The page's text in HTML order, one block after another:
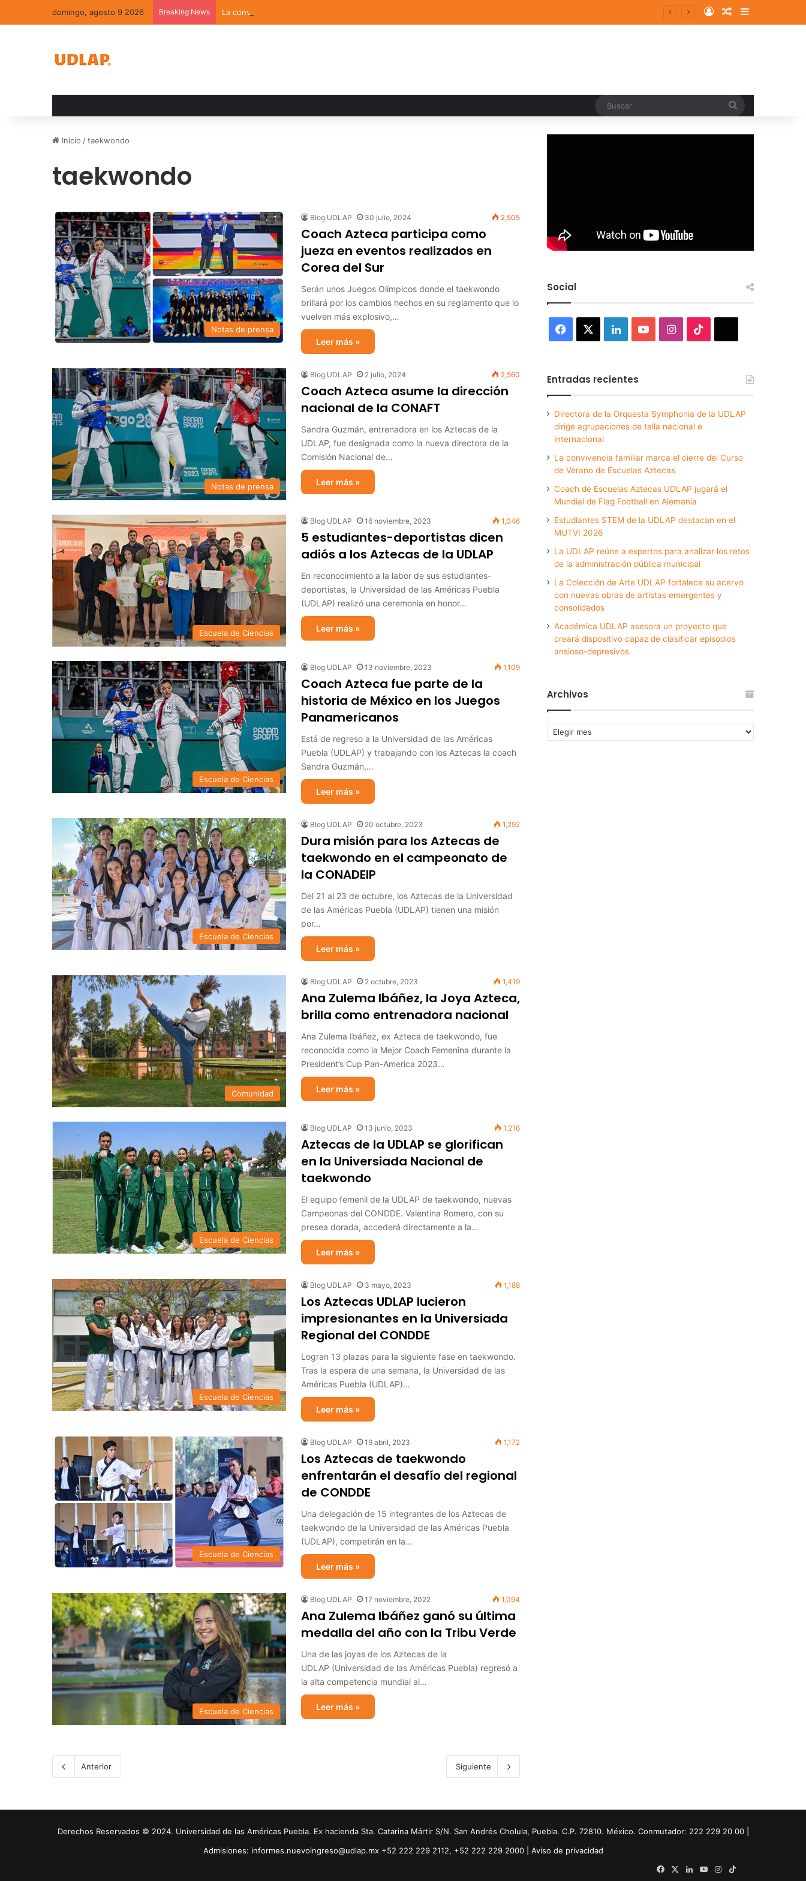
domingo, agosto 9 2026 Breaking News La convivencia familiar marca el cierre del Curso de Verano de Escuelas Aztecas Log InRandom Article
Sidebar
Inicio /taekwondo
taekwondo
Notas de prensa
Blog UDLAP 30 julio, 2024 2,505
Coach Azteca participa como
jueza en eventos realizados en
Corea del Sur
Serán unos Juegos Olímpicos donde el taekwondo
brillará por los cambios hechos en su reglamento que lo
vuelven más explosivo,…
Leer más »
Notas de prensa
Blog UDLAP 2 julio, 2024 2,560
Coach Azteca asume la dirección
nacional de la CONAFT
Sandra Guzmán, entrenadora en los Aztecas de la
UDLAP, fue designada como la nueva directora de la
Comisión Nacional de…
Leer más »
Escuela de Ciencias
Blog UDLAP 16 noviembre, 2023 1,046
5 estudiantes-deportistas dicen
adiós a los Aztecas de la UDLAP
En reconocimiento a la labor de sus estudiantes-
deportistas, la Universidad de las Américas Puebla
(UDLAP) realizó una ceremonia en honor…
Leer más »
Escuela de Ciencias
Blog UDLAP 13 noviembre, 2023 1,109
Coach Azteca fue parte de la
historia de México en los Juegos
Panamericanos
Está de regreso a la Universidad de las Américas
Puebla (UDLAP) y trabajando con los Aztecas la coach
Sandra Guzmán,…
Leer más »
Escuela de Ciencias
Blog UDLAP 20 octubre, 2023 1,292
Dura misión para los Aztecas de
taekwondo en el campeonato de
la CONADEIP
Del 21 al 23 de octubre, los Aztecas de la Universidad
de las Américas Puebla (UDLAP) tienen una misión
por…
Leer más »
Comunidad
Blog UDLAP 2 octubre, 2023 1,419
Ana Zulema Ibáñez, la Joya Azteca,
brilla como entrenadora nacional
Ana Zulema Ibáñez, ex Azteca de taekwondo, fue
reconocida como la Mejor Coach Femenina durante la
President’s Cup Pan-America 2023…
Leer más »
Escuela de Ciencias
Blog UDLAP 13 junio, 2023 1,216
Aztecas de la UDLAP se glorifican
en la Universiada Nacional de
taekwondo
El equipo femenil de la UDLAP de taekwondo, nuevas
Campeonas del CONDDE. Valentina Romero, con su
presea dorada, accederá directamente a la…
Leer más »
Escuela de Ciencias
Blog UDLAP 3 mayo, 2023 1,188
Los Aztecas UDLAP lucieron
impresionantes en la Universiada
Regional del CONDDE
Logran 13 plazas para la siguiente fase en taekwondo.
Tras la espera de una semana, la Universidad de las
Américas Puebla (UDLAP)…
Leer más »
Escuela de Ciencias
Blog UDLAP 19 abril, 2023 1,172
Los Aztecas de taekwondo
enfrentarán el desafío del regional
de CONDDE
Una delegación de 15 integrantes de los Aztecas de
taekwondo de la Universidad de las Américas Puebla
(UDLAP), competirán en la…
Leer más »
Escuela de Ciencias
Blog UDLAP 17 noviembre, 2022 1,094
Ana Zulema Ibáñez ganó su última
medalla del año con la Tribu Verde
Una de las joyas de los Aztecas de la
UDLAP (Universidad de las Américas Puebla) regresó a
la alta competencia mundial al…
Leer más »
Anterior Siguiente
Social
Facebook LinkedInYouTubeInstagram
Entradas recientes
Directora de la Orquesta Symphonia de la UDLAP
dirige agrupaciones de talla nacional e
internacional
La convivencia familiar marca el cierre del Curso
de Verano de Escuelas Aztecas
Coach de Escuelas Aztecas UDLAP jugará el
Mundial de Flag Football en Alemania
Estudiantes STEM de la UDLAP destacan en el
MUTVI 2026
La UDLAP reúne a expertos para analizar los retos
de la administración pública municipal
La Colección de Arte UDLAP fortalece su acervo
con nuevas obras de artistas emergentes y
consolidados
Académica UDLAP asesora un proyecto que
creará dispositivo capaz de clasificar episodios
ansioso-depresivos
Archivos
Archivos
Derechos Reservados © 2024. Universidad de las Américas Puebla. Ex hacienda Sta. Catarina Mártir S/N. San Andrés Cholula, Puebla. C.P. 72810. México. Conmutador: 222 229 20 00 |
Admisiones: informes.nuevoingreso@udlap.mx +52 222 229 2112, +52 222 229 2000 | Aviso de privacidad
Facebook
X LinkedInYouTubeInstagram
TikTok